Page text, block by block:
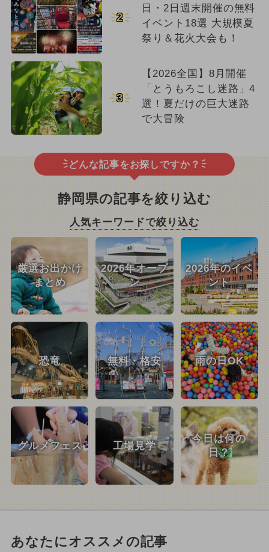
2
日・2日週末開催の無料
イベント18選 大規模夏
祭り＆花火大会も！
3
【2026全国】8月開催
「とうもろこし迷路」4
選！夏だけの巨大迷路
で大冒険
どんな記事をお探しですか？
静岡県の記事を絞り込む
人気キーワードで絞り込む
厳選お出かけ
まとめ
2026年オープ
ン
2026年のイベ
ント
恐竜 無料・格安 雨の日OK
グルメフェス 工場見学
今日は何の
日？
あなたにオススメの記事